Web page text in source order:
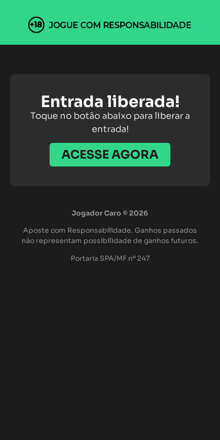
Entrada liberada!
Toque no botão abaixo para liberar a
entrada!
ACESSE AGORA
Jogador Caro © 2026
Aposte com Responsabilidade. Ganhos passados
não representam possibilidade de ganhos futuros.
Portaria SPA/MF nº 247